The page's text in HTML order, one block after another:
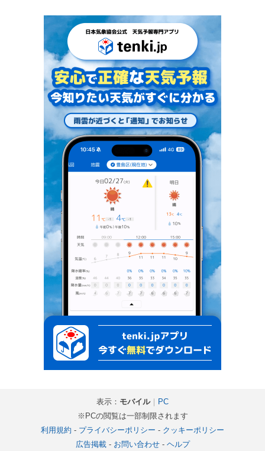
表示： モバイル｜ PC
※PCの閲覧は一部制限されます
利用規約 - プライバシーポリシー - クッキーポリシー
広告掲載- お問い合わせ- ヘルプ